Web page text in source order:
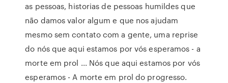
as pessoas, historias de pessoas humildes que
não damos valor algum e que nos ajudam
mesmo sem contato com a gente, uma reprise
do nós que aqui estamos por vós esperamos - a
morte em prol ... Nós que aqui estamos por vós
esperamos - A morte em prol do progresso.